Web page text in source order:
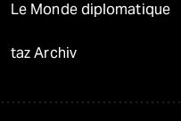
Le Monde diplomatique
taz Archiv